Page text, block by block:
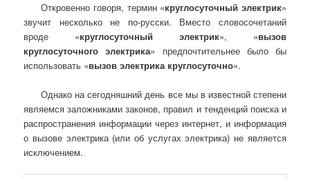
Откровенно говоря, термин «круглосуточный электрик»
звучит несколько не по-русски. Вместо словосочетаний
вроде «круглосуточный электрик», «вызов
круглосуточного электрика» предпочтительнее было бы
использовать «вызов электрика круглосуточно».
Однако на сегодняшний день все мы в известной степени
являемся заложниками законов, правил и тенденций поиска и
распространения информации через интернет, и информация
о вызове электрика (или об услугах электрика) не является
исключением.